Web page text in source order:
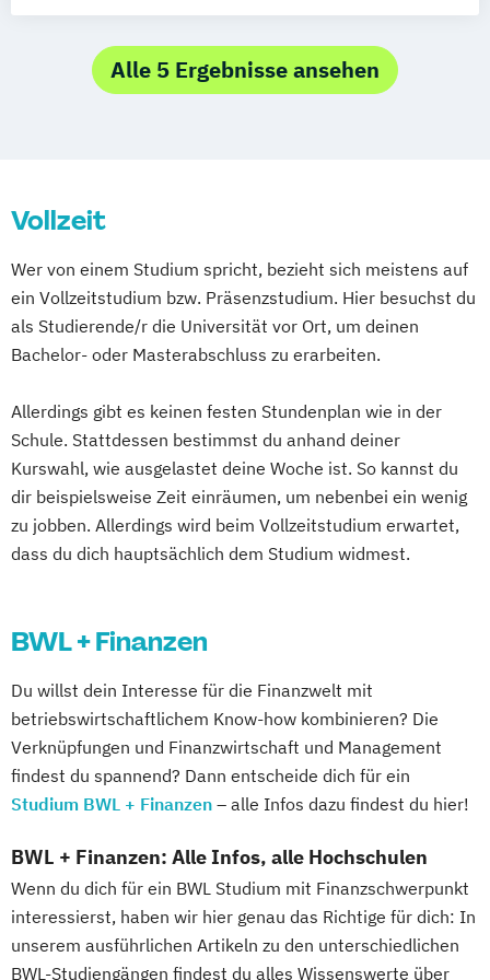
Business Administration / Digital
Management
Innovatives Dienstleistungsmarketing
International Management Management
Marketing Intelligence
European Economics
European Management
International Economics
Volkswirtschaftslehre
Alle 5 Ergebnisse ansehen
Vollzeit
Wer von einem Studium spricht, bezieht sich meistens auf
ein Vollzeitstudium bzw. Präsenzstudium. Hier besuchst du
als Studierende/r die Universität vor Ort, um deinen
Bachelor- oder Masterabschluss zu erarbeiten.
Allerdings gibt es keinen festen Stundenplan wie in der
Schule. Stattdessen bestimmst du anhand deiner
Kurswahl, wie ausgelastet deine Woche ist. So kannst du
dir beispielsweise Zeit einräumen, um nebenbei ein wenig
zu jobben. Allerdings wird beim Vollzeitstudium erwartet,
dass du dich hauptsächlich dem Studium widmest.
BWL + Finanzen
Du willst dein Interesse für die Finanzwelt mit
betriebswirtschaftlichem Know-how kombinieren? Die
Verknüpfungen und Finanzwirtschaft und Management
findest du spannend? Dann entscheide dich für ein
Studium BWL + Finanzen – alle Infos dazu findest du hier!
BWL + Finanzen: Alle Infos, alle Hochschulen
Wenn du dich für ein BWL Studium mit Finanzschwerpunkt
interessierst, haben wir hier genau das Richtige für dich: In
unserem ausführlichen Artikeln zu den unterschiedlichen
BWL-Studiengängen findest du alles Wissenswerte über